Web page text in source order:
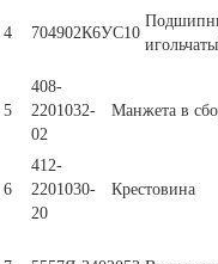
4 704902К6УС10
5
408-
2201032-
02
Манжета в
6
412-
2201030-
20
Крестовина